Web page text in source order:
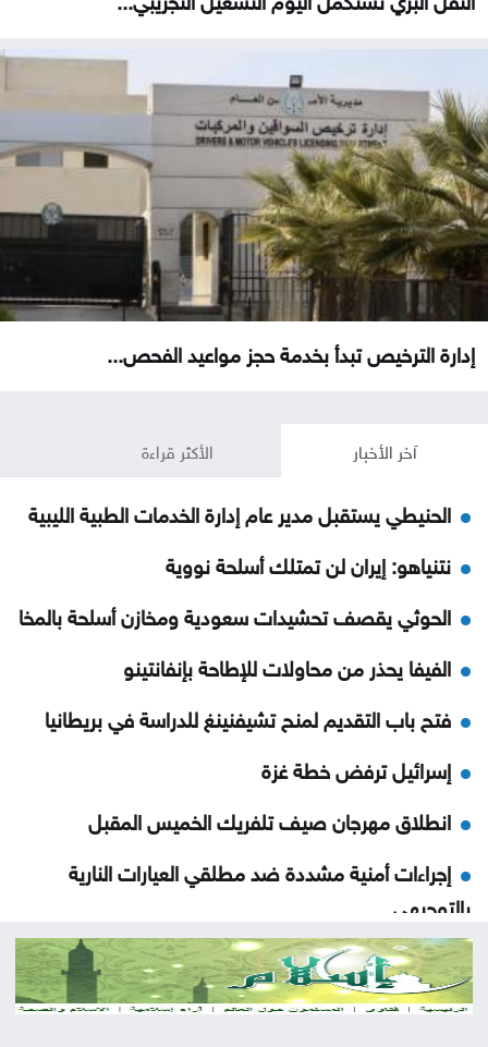
إدارة الترخيص تبدأ بخدمة حجز مواعيد الفحص...
آخر الأخبار الأكثر قراءة
الحنيطي يستقبل مدير عام إدارة الخدمات الطبية الليبية
نتنياهو: إيران لن تمتلك أسلحة نووية
الحوثي يقصف تحشيدات سعودية ومخازن أسلحة بالمخا
الفيفا يحذر من محاولات للإطاحة بإنفانتينو
فتح باب التقديم لمنح تشيفنينغ للدراسة في بريطانيا
إسرائيل ترفض خطة غزة
انطلاق مهرجان صيف تلفريك الخميس المقبل
إجراءات أمنية مشددة ضد مطلقي العيارات النارية
بالتوجيهي
مشروع ذكي لإدارة شبكات المياه في الأردن وتحسين
الاستجابة للأعطال